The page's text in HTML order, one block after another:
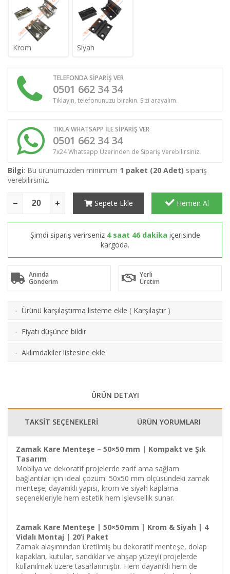
Krom Siyah
TELEFONDA SİPARİŞ VER
0501 662 34 34
Tıklayın, telefonunuzu bırakın. Sizi arayalım.
TIKLA WHATSAPP İLE SİPARİŞ VER
0501 662 34 34
7x24 Whatsapp Üzerinden de Sipariş Verebilirsiniz.
Bilgi: Bu ürünümüzden minimum 1 paket (20 Adet) sipariş
verebilirsiniz.
Sepete Ekle Hemen Al
Şimdi sipariş verirseniz 4 saat 46 dakika içerisinde
kargoda.
Anında
Gönderim
Yerli
Üretim
· Ürünü karşılaştırma listeme ekle ( Karşılaştır )
· Fiyatı düşünce bildir
· Aklımdakiler listesine ekle
ÜRÜN DETAYI
TAKSİT SEÇENEKLERİ ÜRÜN YORUMLARI
Zamak Kare Menteşe – 50×50 mm | Kompakt ve Şık
Tasarım
Mobilya ve dekoratif projelerde zarif ama sağlam
bağlantılar için ideal çözüm. 50x50 mm ölçüsündeki zamak
menteşe; dayanıklı yapısı, krom ve siyah kaplama
seçenekleriyle hem estetik hem işlevsellik sunar.
Zamak Kare Menteşe | 50×50 mm | Krom & Siyah | 4
Vidalı Montaj | 20’i Paket
Zamak alaşımından üretilmiş bu dekoratif menteşe, dolap
kapakları, kutular, sandıklar ve ahşap yüzeyli projelerde
kullanılmak üzere tasarlanmıştır. Hem dayanıklı hem de